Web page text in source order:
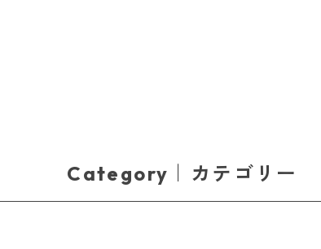
Category｜カテゴリー